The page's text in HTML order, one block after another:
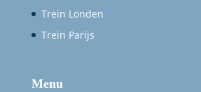
Trein Londen
Trein Parijs
Menu